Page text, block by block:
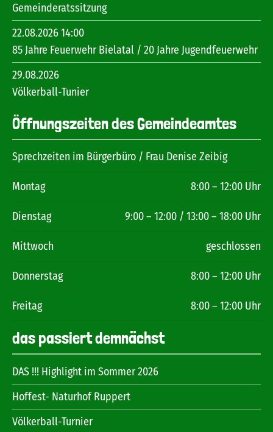
Gemeinderatssitzung
22.08.2026 14:00
85 Jahre Feuerwehr Bielatal / 20 Jahre Jugendfeuerwehr
29.08.2026
Völkerball-Tunier
Öffnungszeiten des Gemeindeamtes
Sprechzeiten im Bürgerbüro / Frau Denise Zeibig
Montag 8:00 – 12:00 Uhr
Dienstag 9:00 – 12:00 / 13:00 – 18:00 Uhr
Mittwoch geschlossen
Donnerstag 8:00 – 12:00 Uhr
Freitag 8:00 – 12:00 Uhr
das passiert demnächst
DAS !!! Highlight im Sommer 2026
Hoffest- Naturhof Ruppert
Völkerball-Turnier